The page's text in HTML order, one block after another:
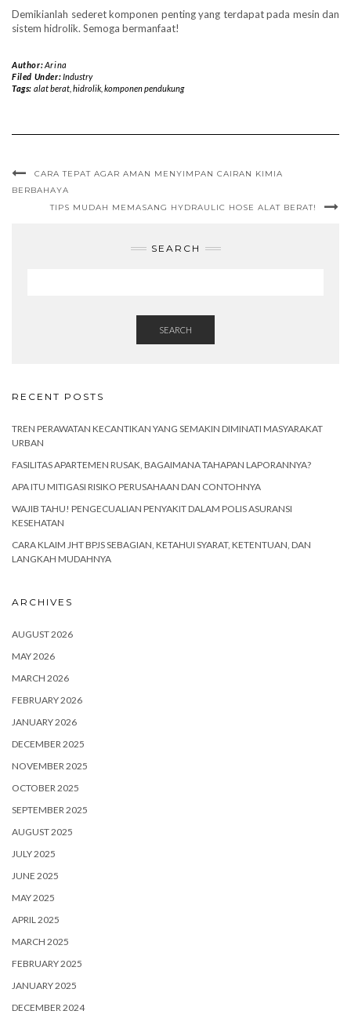
Demikianlah sederet komponen penting yang terdapat pada mesin dan
sistem hidrolik. Semoga bermanfaat!
Author:Arina
Filed Under:Industry
Tags: alat berat, hidrolik, komponen pendukung
CARA TEPAT AGAR AMAN MENYIMPAN CAIRAN KIMIA
BERBAHAYA
TIPS MUDAH MEMASANG HYDRAULIC HOSE ALAT BERAT!
SEARCH
SEARCH
RECENT POSTS
TREN PERAWATAN KECANTIKAN YANG SEMAKIN DIMINATI MASYARAKAT
URBAN
FASILITAS APARTEMEN RUSAK, BAGAIMANA TAHAPAN LAPORANNYA?
APA ITU MITIGASI RISIKO PERUSAHAAN DAN CONTOHNYA
WAJIB TAHU! PENGECUALIAN PENYAKIT DALAM POLIS ASURANSI
KESEHATAN
CARA KLAIM JHT BPJS SEBAGIAN, KETAHUI SYARAT, KETENTUAN, DAN
LANGKAH MUDAHNYA
ARCHIVES
AUGUST 2026
MAY 2026
MARCH 2026
FEBRUARY 2026
JANUARY 2026
DECEMBER 2025
NOVEMBER 2025
OCTOBER 2025
SEPTEMBER 2025
AUGUST 2025
JULY 2025
JUNE 2025
MAY 2025
APRIL 2025
MARCH 2025
FEBRUARY 2025
JANUARY 2025
DECEMBER 2024